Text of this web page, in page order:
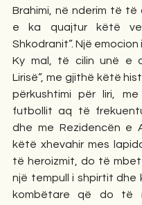
Brahimi, në nderim të të
e ka quajtur këtë
Shkodranit”. Një emocion
Ky mal, të cilin unë e
Lirisë”, me gjithë këtë
përkushtimi për liri,
futbollit aq të
dhe me Rezidencën e
këtë xhevahir mes
të heroizmit, do të
një tempull i shpirtit dhe
kombëtare që do të